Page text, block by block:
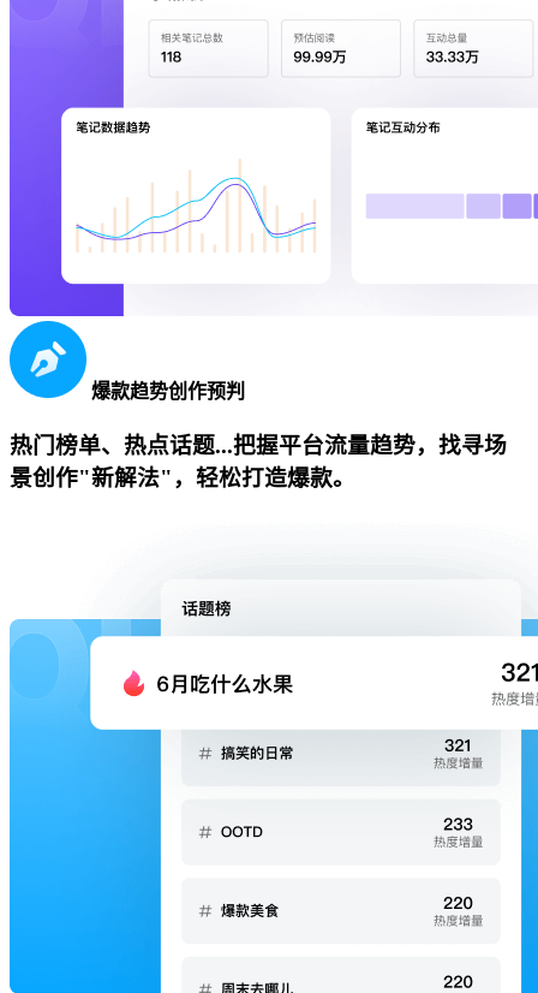
爆款趋势创作预判
热门榜单、热点话题...把握平台流量趋势，找寻场
景创作"新解法"，轻松打造爆款。